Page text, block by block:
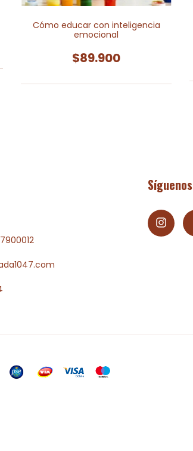
Cómo educar con inteligencia
emocional
$89.900
Síguenos